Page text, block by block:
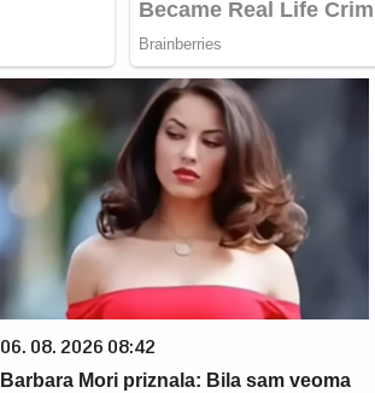
06. 08. 2026 08:42
Barbara Mori priznala: Bila sam veoma